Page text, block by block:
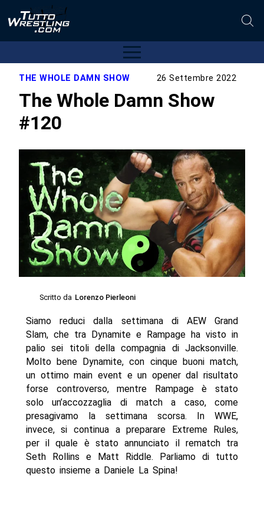
THE WHOLE DAMN SHOW 26 Settembre 2022
The Whole Damn Show
#120
Scritto da Lorenzo Pierleoni
Siamo reduci dalla settimana di AEW Grand
Slam, che tra Dynamite e Rampage ha visto in
palio sei titoli della compagnia di Jacksonville.
Molto bene Dynamite, con cinque buoni match,
un ottimo main event e un opener dal risultato
forse controverso, mentre Rampage è stato
solo un’accozzaglia di match a caso, come
presagivamo la settimana scorsa. In WWE,
invece, si continua a preparare Extreme Rules,
per il quale è stato annunciato il rematch tra
Seth Rollins e Matt Riddle. Parliamo di tutto
questo insieme a Daniele La Spina!